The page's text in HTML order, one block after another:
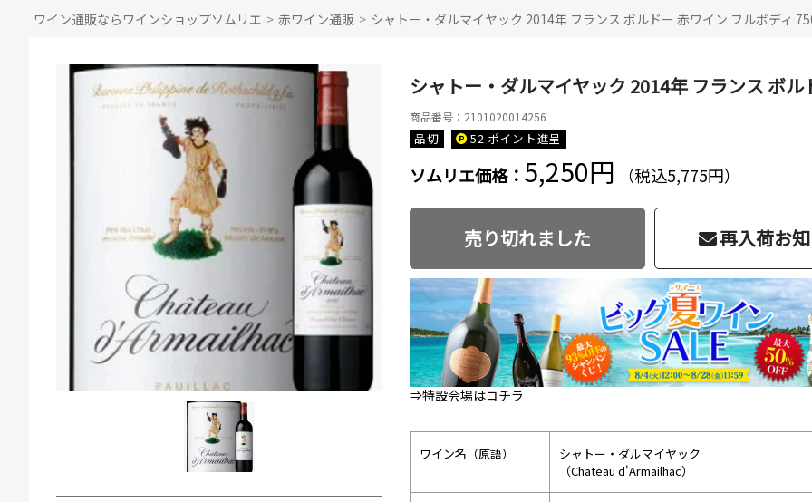
ワイン通販ならワインショップソムリエ > 赤ワイン通販 > シャトー・ダルマイヤック 2014年 フランス ボルドー 赤ワイン フルボディ
シャトー・ダルマイヤック 2014年 フランス ボ
商品番号：2101020014256
品切 52 ポイント進呈
ソムリエ価格： 5,250円 （税込5,775円）
売り切れました 再入荷お
⇒特設会場はコチラ
ワイン名（原語）
シャトー・ダルマイヤック
（Chateau d'Armailhac）